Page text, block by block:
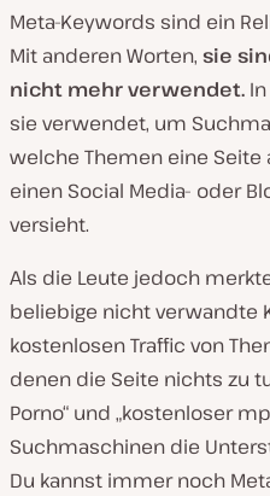
Meta-Keywords sind ein
Mit anderen Worten, sie
nicht mehr verwendet.
sie verwendet, um
welche Themen eine
einen Social Media- oder
versieht.
Als die Leute jedoch
beliebige nicht verwandte
kostenlosen Traffic von
denen die Seite nichts zu
Porno“ und „kostenloser
Suchmaschinen die
Du kannst immer noch